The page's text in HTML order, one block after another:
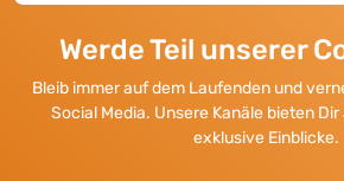
Werde Teil unserer
Bleib immer auf dem Laufenden und
Social Media. Unsere Kanäle bieten
exklusive Einblicke.